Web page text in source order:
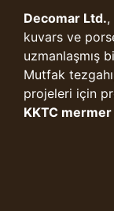
Decomar Ltd.,
kuvars ve
uzmanlaşmış
Mutfak
projeleri için
KKTC mermer